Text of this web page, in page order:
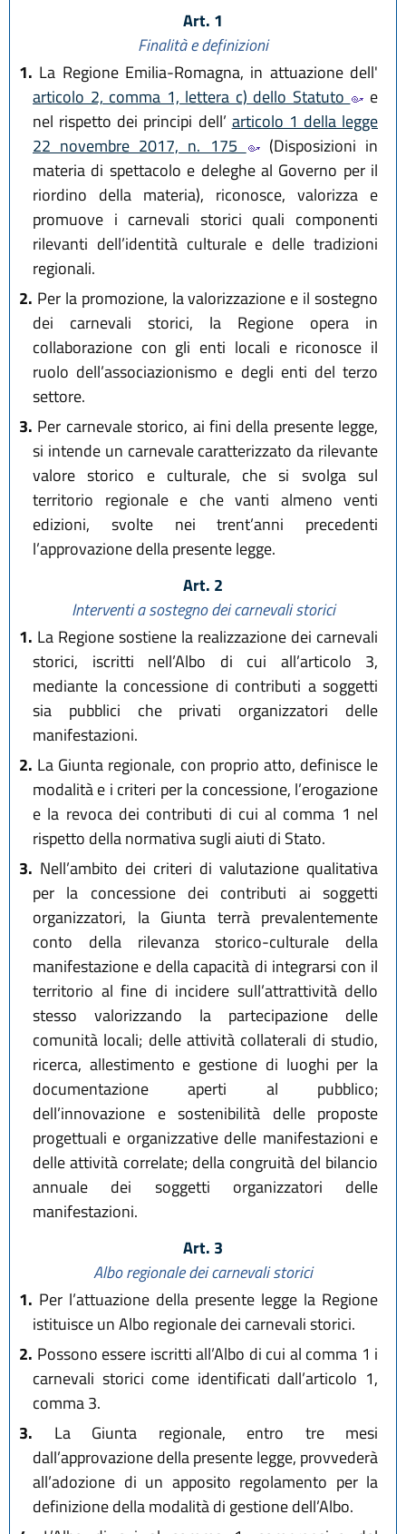
Art. 1
Finalità e definizioni
1. La Regione Emilia-Romagna, in attuazione dell'
articolo 2, comma 1, lettera c) dello Statuto
e
nel rispetto dei principi dell’ articolo 1 della legge
22 novembre 2017, n. 175
(Disposizioni in
materia di spettacolo e deleghe al Governo per il
riordino della materia), riconosce, valorizza e
promuove i carnevali storici quali componenti
rilevanti dell’identità culturale e delle tradizioni
regionali.
2. Per la promozione, la valorizzazione e il sostegno
dei carnevali storici, la Regione opera in
collaborazione con gli enti locali e riconosce il
ruolo dell’associazionismo e degli enti del terzo
settore.
3. Per carnevale storico, ai fini della presente legge,
si intende un carnevale caratterizzato da rilevante
valore storico e culturale, che si svolga sul
territorio regionale e che vanti almeno venti
edizioni, svolte nei trent’anni precedenti
l’approvazione della presente legge.
Art. 2
Interventi a sostegno dei carnevali storici
1. La Regione sostiene la realizzazione dei carnevali
storici, iscritti nell’Albo di cui all’articolo 3,
mediante la concessione di contributi a soggetti
sia pubblici che privati organizzatori delle
manifestazioni.
2. La Giunta regionale, con proprio atto, definisce le
modalità e i criteri per la concessione, l’erogazione
e la revoca dei contributi di cui al comma 1 nel
rispetto della normativa sugli aiuti di Stato.
3. Nell’ambito dei criteri di valutazione qualitativa
per la concessione dei contributi ai soggetti
organizzatori, la Giunta terrà prevalentemente
conto della rilevanza storico-culturale della
manifestazione e della capacità di integrarsi con il
territorio al fine di incidere sull’attrattività dello
stesso valorizzando la partecipazione delle
comunità locali; delle attività collaterali di studio,
ricerca, allestimento e gestione di luoghi per la
documentazione aperti al pubblico;
dell’innovazione e sostenibilità delle proposte
progettuali e organizzative delle manifestazioni e
delle attività correlate; della congruità del bilancio
annuale dei soggetti organizzatori delle
manifestazioni.
Art. 3
Albo regionale dei carnevali storici
1. Per l’attuazione della presente legge la Regione
istituisce un Albo regionale dei carnevali storici.
2. Possono essere iscritti all’Albo di cui al comma 1 i
carnevali storici come identificati dall’articolo 1,
comma 3.
3. La Giunta regionale, entro tre mesi
dall’approvazione della presente legge, provvederà
all’adozione di un apposito regolamento per la
definizione della modalità di gestione dell’Albo.